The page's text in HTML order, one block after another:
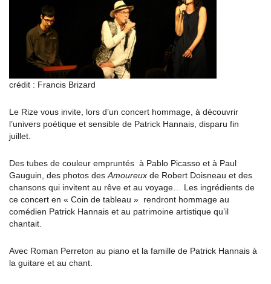
crédit : Francis Brizard
Le Rize vous invite, lors d’un concert hommage, à découvrir
l’univers poétique et sensible de Patrick Hannais, disparu fin
juillet.
Des tubes de couleur empruntés à Pablo Picasso et à Paul
Gauguin, des photos des Amoureux de Robert Doisneau et des
chansons qui invitent au rêve et au voyage… Les ingrédients de
ce concert en « Coin de tableau » rendront hommage au
comédien Patrick Hannais et au patrimoine artistique qu’il
chantait.
Avec Roman Perreton au piano et la famille de Patrick Hannais à
la guitare et au chant.